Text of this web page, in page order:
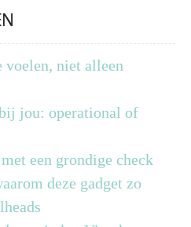
voelen, niet alleen
jou: operational of
een grondige check
deze gadget zo